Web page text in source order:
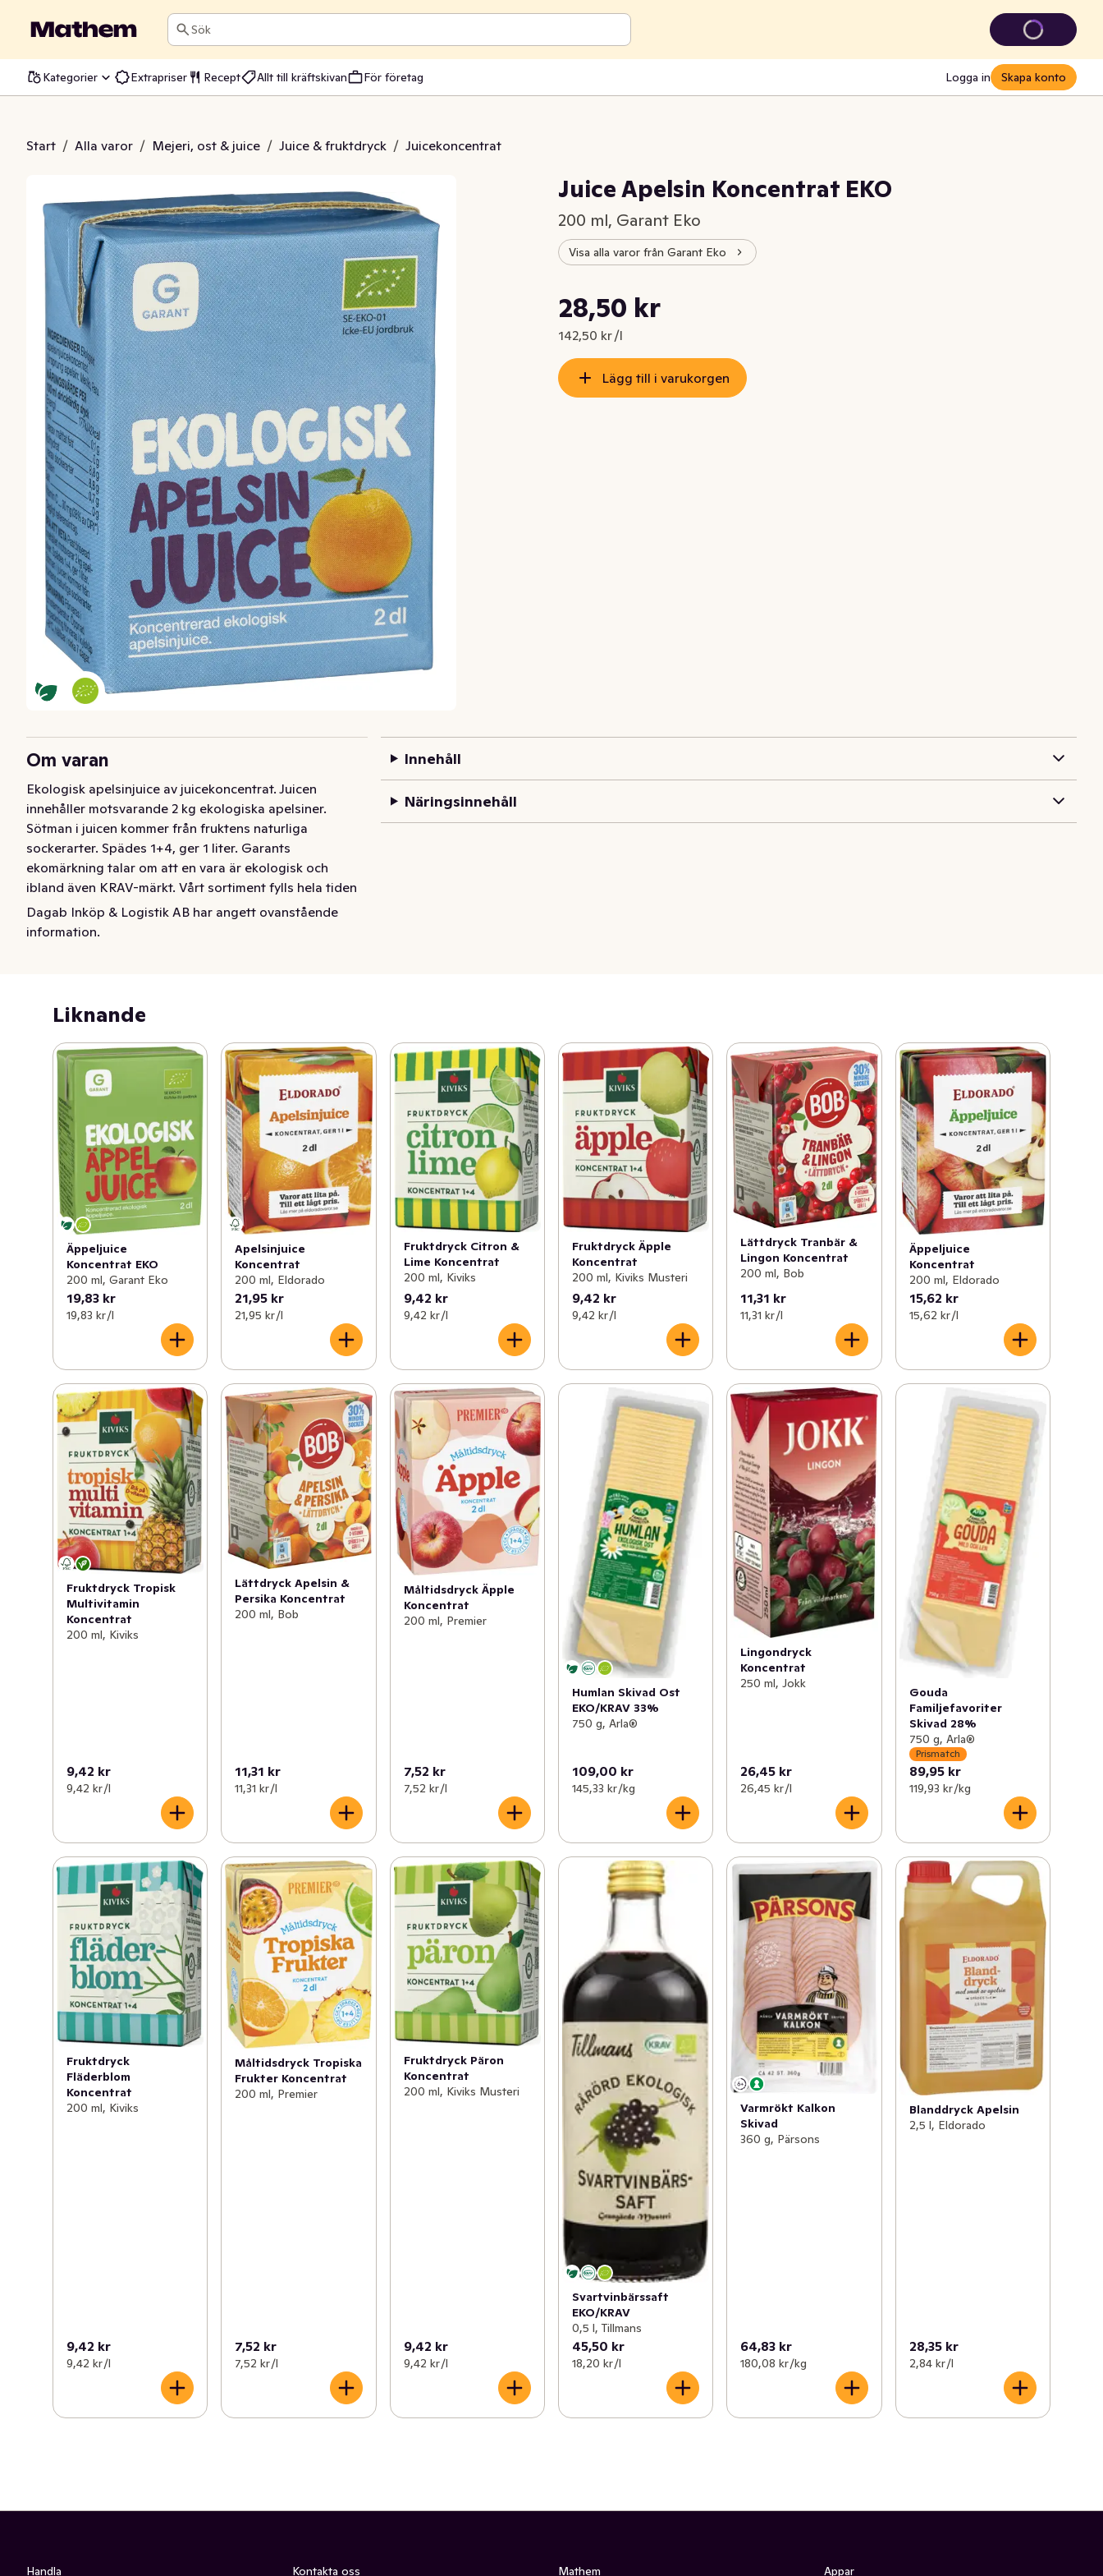
Sök
Kategorier Extrapriser Recept Allt till kräftskivan För företag Logga in Skapa konto
Start / Alla varor / Mejeri, ost & juice / Juice & fruktdryck / Juicekoncentrat
Koncentrat EKO
Juice Apelsin Koncentrat EKO
200 ml, Garant Eko
Visa alla varor från Garant Eko
Nuvarande pris är: 28,50 kr
28,50 kr
142,50 kr /l
Styckpris: 142,50 kr /l
Lägg till i varukorgen
Om varan
Ekologisk apelsinjuice av juicekoncentrat. Juicen
innehåller motsvarande 2 kg ekologiska apelsiner.
Sötman i juicen kommer från fruktens naturliga
sockerarter. Spädes 1+4, ger 1 liter. Garants
ekomärkning talar om att en vara är ekologisk och
ibland även KRAV-märkt. Vårt sortiment fylls hela tiden
på med fler EKO-varor.
Ekologisk apelsinjuice av koncentrat. Spädes 1+4, ger 1
Dagab Inköp & Logistik AB har angett ovanstående
information.
Innehåll
Näringsinnehåll
Liknande
Äppeljuice
Koncentrat EKO
200 ml, Garant Eko
19,83 kr
19,83 kr /l
Apelsinjuice
Koncentrat
200 ml, Eldorado
21,95 kr
21,95 kr /l
Fruktdryck Citron &
Lime Koncentrat
200 ml, Kiviks
9,42 kr
9,42 kr /l
Fruktdryck Äpple
Koncentrat
200 ml, Kiviks Musteri
9,42 kr
9,42 kr /l
Lättdryck Tranbär &
Lingon Koncentrat
200 ml, Bob
11,31 kr
11,31 kr /l
Äppeljuice
Koncentrat
200 ml, Eldorado
15,62 kr
15,62 kr /l
Fruktdryck Tropisk
Multivitamin
Koncentrat
200 ml, Kiviks
9,42 kr
9,42 kr /l
Lättdryck Apelsin &
Persika Koncentrat
200 ml, Bob
11,31 kr
11,31 kr /l
Måltidsdryck Äpple
Koncentrat
200 ml, Premier
7,52 kr
7,52 kr /l
Humlan Skivad Ost
EKO/KRAV 33%
750 g, Arla®
109,00 kr
145,33 kr /kg
Lingondryck
Koncentrat
250 ml, Jokk
26,45 kr
26,45 kr /l
Gouda
Familjefavoriter
Skivad 28%
750 g, Arla®
Prismatch
89,95 kr
119,93 kr /kg
Fruktdryck
Fläderblom
Koncentrat
200 ml, Kiviks
9,42 kr
9,42 kr /l
Måltidsdryck Tropiska
Frukter Koncentrat
200 ml, Premier
7,52 kr
7,52 kr /l
Fruktdryck Päron
Koncentrat
200 ml, Kiviks Musteri
9,42 kr
9,42 kr /l
Svartvinbärssaft
EKO/KRAV
0,5 l, Tillmans
45,50 kr
18,20 kr /l
Varmrökt Kalkon
Skivad
360 g, Pärsons
64,83 kr
180,08 kr /kg
Blanddryck Apelsin
2,5 l, Eldorado
28,35 kr
2,84 kr /l
Handla Kontakta oss Mathem Appar